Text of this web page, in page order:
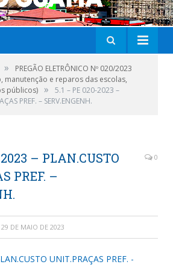
»
PREGÃO ELETRÔNICO Nº 020/2023
manutenção e reparos das escolas,
públicos) »
5.1 – PE 020-2023 –
PREF. – SERV.ENGENH.
– PLAN.CUSTO
PREF. –
0
29 DE MAIO DE 2023
UNIT.PRAÇAS PREF. -